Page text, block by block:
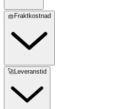
🧺Fraktkostnad
🚀Leveranstid